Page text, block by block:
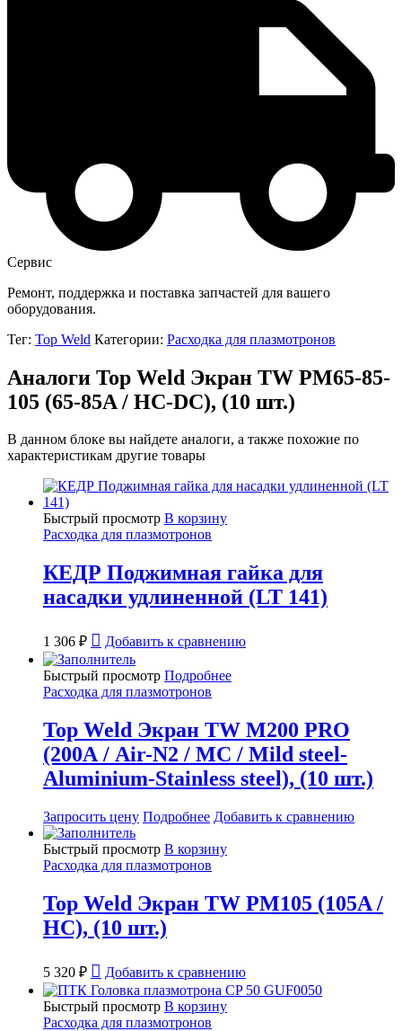
Сервис
Ремонт, поддержка и поставка запчастей для вашего
оборудования.
Тег: Top Weld Категории: Расходка для плазмотронов
Аналоги Top Weld Экран TW PM65-85-
105 (65-85A / HC-DC), (10 шт.)
В данном блоке вы найдете аналоги, а также похожие по
характеристикам другие товары
Быстрый просмотр В корзину
Расходка для плазмотронов
КЕДР Поджимная гайка для
насадки удлиненной (LT 141)
1 306 ₽ Добавить к сравнению
Быстрый просмотр Подробнее
Расходка для плазмотронов
Top Weld Экран TW M200 PRO
(200А / Air-N2 / MC / Mild steel-
Aluminium-Stainless steel), (10 шт.)
Запросить цену Подробнее Добавить к сравнению
Быстрый просмотр В корзину
Расходка для плазмотронов
Top Weld Экран TW PM105 (105A /
HC), (10 шт.)
5 320 ₽ Добавить к сравнению
Быстрый просмотр В корзину
Расходка для плазмотронов